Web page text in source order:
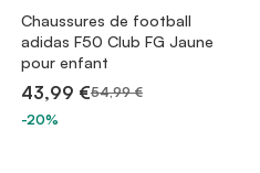
Chaussures de football
adidas F50 Club FG Jaune
pour enfant
43,99 €54,99 €
-20%